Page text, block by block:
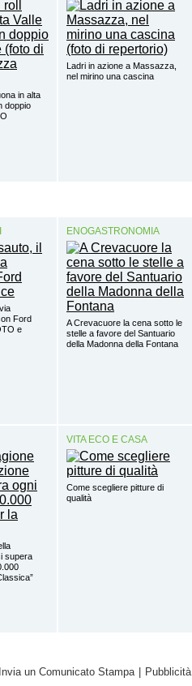
in alta
doppio
Ladri in azione a Massazza,
nel mirino una cascina
Ford
e
ENOGASTRONOMIA
A Crevacuore la cena sotto le
stelle a favore del Santuario
della Madonna della Fontana
supera
VITA ECO E CASA
Come scegliere pitture di
qualità
Invia un Comunicato Stampa | Pubblicità